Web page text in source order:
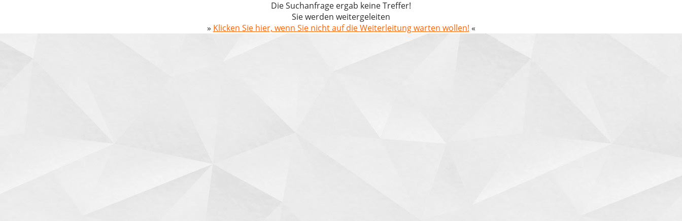
Die Suchanfrage ergab keine Treffer!
Sie werden weitergeleiten
» Klicken Sie hier, wenn Sie nicht auf die Weiterleitung warten wollen! «